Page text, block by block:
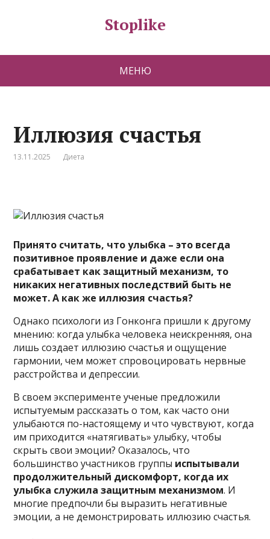
Stoplike
МЕНЮ
Иллюзия счастья
13.11.2025 Диета
Принято считать, что улыбка – это всегда
позитивное проявление и даже если она
срабатывает как защитный механизм, то
никаких негативных последствий быть не
может. А как же иллюзия счастья?
Однако психологи из Гонконга пришли к другому
мнению: когда улыбка человека неискренняя, она
лишь создает иллюзию счастья и ощущение
гармонии, чем может спровоцировать нервные
расстройства и депрессии.
В своем эксперименте ученые предложили
испытуемым рассказать о том, как часто они
улыбаются по-настоящему и что чувствуют, когда
им приходится «натягивать» улыбку, чтобы
скрыть свои эмоции? Оказалось, что
большинство участников группы испытывали
продолжительный дискомфорт, когда их
улыбка служила защитным механизмом. И
многие предпочли бы выразить негативные
эмоции, а не демонстрировать иллюзию счастья.